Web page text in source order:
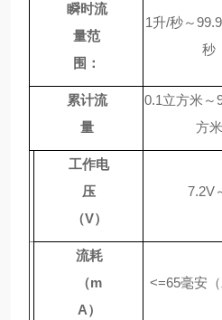
瞬时流
量范
围：
1升/秒～
秒
累计流
量
0.1立方米～
方米
工作电
压
（V）
7.2V
流耗
（m
A）
<=65毫安（